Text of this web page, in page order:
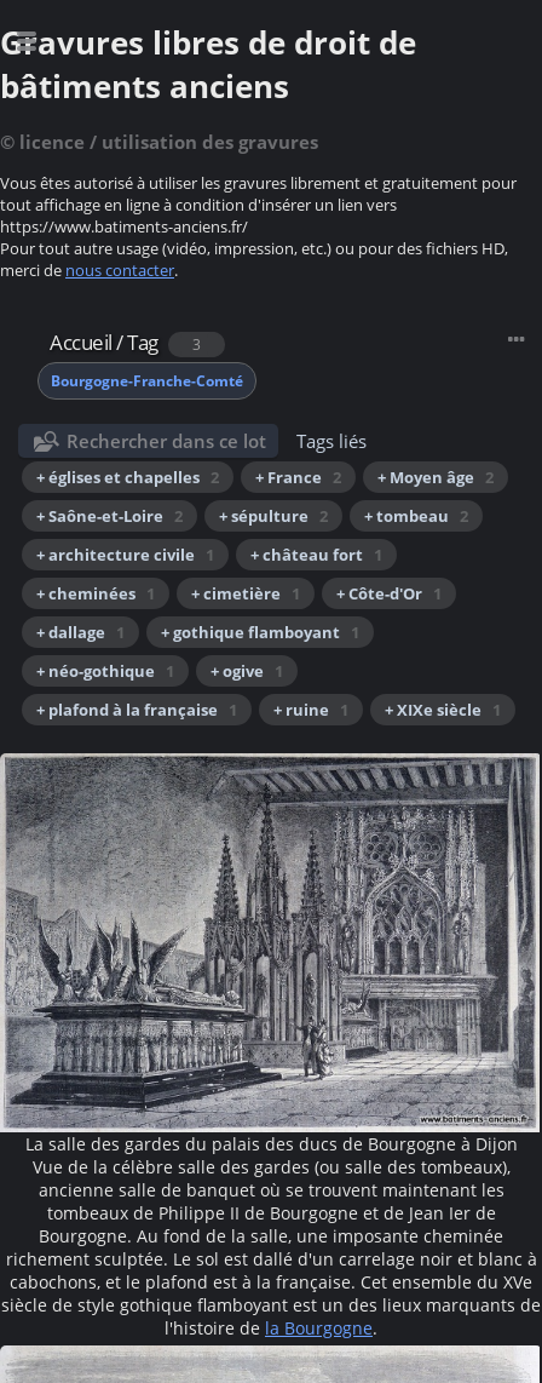
Gravures libres de droit de
bâtiments anciens
© licence / utilisation des gravures
Vous êtes autorisé à utiliser les gravures librement et gratuitement pour
tout affichage en ligne à condition d'insérer un lien vers
https://www.batiments-anciens.fr/
Pour tout autre usage (vidéo, impression, etc.) ou pour des fichiers HD,
merci de nous contacter.
Accueil/Tag
3
Bourgogne-Franche-Comté
Rechercher dans ce lot Tags liés
+ églises et chapelles 2 + France 2 + Moyen âge
2
+ Saône-et-Loire
2 + sépulture 2 + tombeau
2
+ architecture civile
1 + château fort 1
+ cheminées 1 + cimetière 1 + Côte-d'Or 1
+ dallage
1 + gothique flamboyant 1
+ néo-gothique
1 + ogive
1
+ plafond à la française
1 + ruine 1 + XIXe siècle 1
La salle des gardes du palais des ducs de Bourgogne à Dijon
Vue de la célèbre salle des gardes (ou salle des tombeaux),
ancienne salle de banquet où se trouvent maintenant les
tombeaux de Philippe II de Bourgogne et de Jean Ier de
Bourgogne. Au fond de la salle, une imposante cheminée
richement sculptée. Le sol est dallé d'un carrelage noir et blanc à
cabochons, et le plafond est à la française. Cet ensemble du XVe
siècle de style gothique flamboyant est un des lieux marquants de
l'histoire de la Bourgogne.